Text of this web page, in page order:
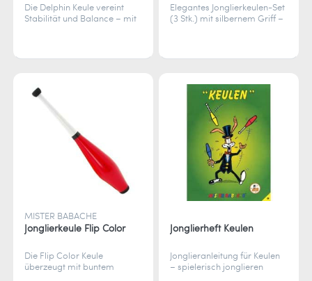
Die Delphin Keule vereint
Stabilität und Balance – mit
Elegantes Jonglierkeulen-Set
(3 Stk.) mit silbernem Griff –
MISTER BABACHE
Jonglierkeule Flip Color
Die Flip Color Keule
überzeugt mit buntem
Jonglierheft Keulen
Jonglieranleitung für Keulen
– spielerisch jonglieren